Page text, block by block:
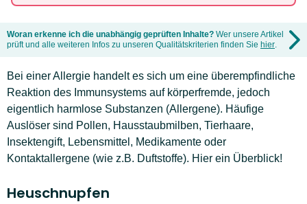
Woran erkenne ich die unabhängig geprüften Inhalte? Wer unsere Artikel
prüft und alle weiteren Infos zu unseren Qualitätskriterien finden Sie hier.
Bei einer Allergie handelt es sich um eine überempfindliche
Reaktion des Immunsystems auf körperfremde, jedoch
eigentlich harmlose Substanzen (Allergene). Häufige
Auslöser sind Pollen, Hausstaubmilben, Tierhaare,
Insektengift, Lebensmittel, Medikamente oder
Kontaktallergene (wie z.B. Duftstoffe). Hier ein Überblick!
Heuschnupfen